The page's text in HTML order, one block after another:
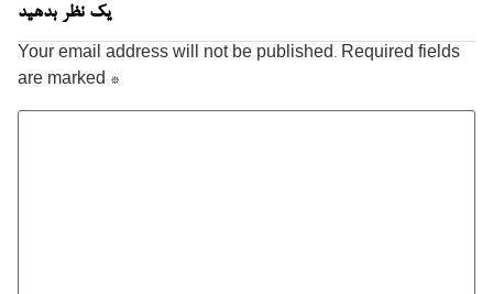
یک نظر بدهید
Your email address will not be published. Required fields
are marked *